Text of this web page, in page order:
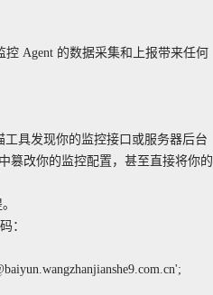
Agent 的数据采集和上报带来任何
具发现你的监控接口或服务器后台
篡改你的监控配置，甚至直接将你的
：